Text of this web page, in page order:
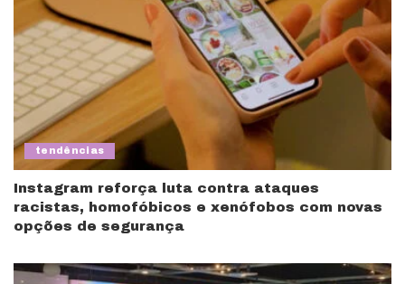
tendências
Instagram reforça luta contra ataques
racistas, homofóbicos e xenófobos com novas
opções de segurança